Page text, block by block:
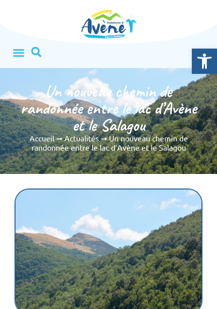
Ouvrir
Un nouveau chemin de
randonnée entre le lac d’Avène
et le Salagou
Accueil➞Actualités➞Un nouveau chemin de
randonnée entre le lac d’Avène et le Salagou